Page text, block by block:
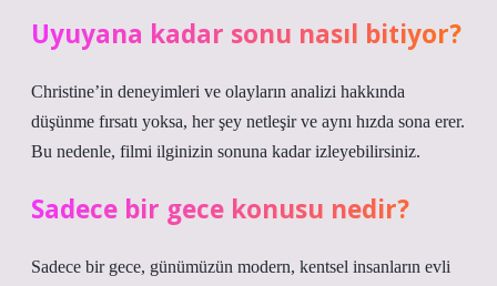
Uyuyana kadar sonu nasıl bitiyor?
Christine’in deneyimleri ve olayların analizi hakkında
düşünme fırsatı yoksa, her şey netleşir ve aynı hızda sona erer.
Bu nedenle, filmi ilginizin sonuna kadar izleyebilirsiniz.
Sadece bir gece konusu nedir?
Sadece bir gece, günümüzün modern, kentsel insanların evli